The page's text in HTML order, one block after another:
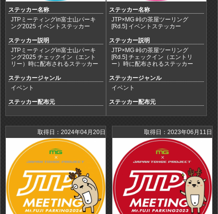
ステッカー名称
JTPミーティングin富士山パーキ
ング2025 イベントステッカー
ステッカー説明
JTPミーティングin富士山パーキ
ング2025 チェックイン（エント
リー）時に配布されるステッカー
ステッカージャンル
イベント
ステッカー配布元
ステッカー名称
JTP×MG 峠の茶屋ツーリング
[Rd.5] イベントステッカー
ステッカー説明
JTP×MG 峠の茶屋ツーリング
[Rd.5] チェックイン（エントリ
ー）時に配布されるステッカー
ステッカージャンル
イベント
ステッカー配布元
取得日：2024年04月20日 取得日：2023年06月11日